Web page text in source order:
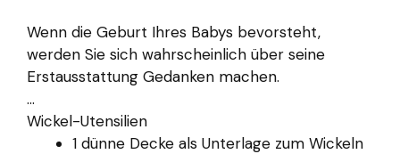
Wenn die Geburt Ihres Babys bevorsteht,
werden Sie sich wahrscheinlich über seine
Erstausstattung Gedanken machen.
...
Wickel-Utensilien
1 dünne Decke als Unterlage zum Wickeln